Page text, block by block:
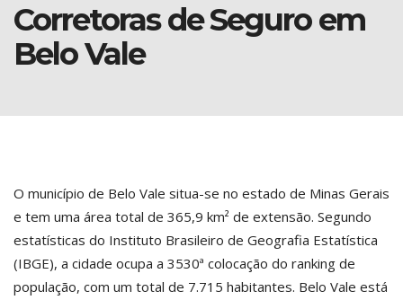
Corretoras de Seguro em
Belo Vale
O município de Belo Vale situa-se no estado de Minas Gerais
e tem uma área total de 365,9 km² de extensão. Segundo
estatísticas do Instituto Brasileiro de Geografia Estatística
(IBGE), a cidade ocupa a 3530ª colocação do ranking de
população, com um total de 7.715 habitantes. Belo Vale está